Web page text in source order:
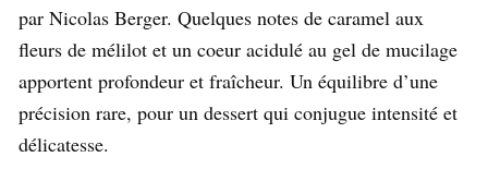
par Nicolas Berger. Quelques notes de caramel aux
fleurs de mélilot et un coeur acidulé au gel de mucilage
apportent profondeur et fraîcheur. Un équilibre d’une
précision rare, pour un dessert qui conjugue intensité et
délicatesse.